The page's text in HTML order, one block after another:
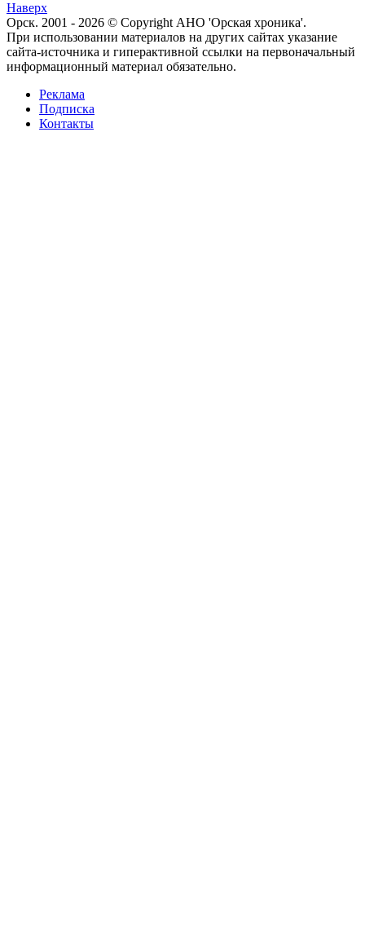
Наверх
Орск. 2001 - 2026 © Copyright АНО 'Орская хроника'.
При использовании материалов на других сайтах указание
сайта-источника и гиперактивной ссылки на первоначальный
информационный материал обязательно.
Реклама
Подписка
Контакты